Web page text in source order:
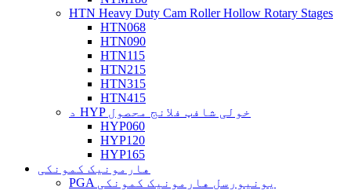
HTN Heavy Duty Cam Roller Hollow Rotary Stages
HTN068
HTN090
HTN115
HTN215
HTN315
HTN415
د HYP خولی شافټ فلانج محصول
HYP060
HYP120
HYP165
هارمونیک کمونکی
PGA یونیورسل هارمونیک کمونکی